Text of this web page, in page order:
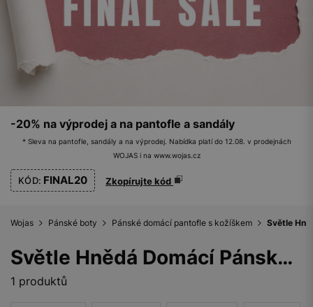
-20% na výprodej a na pantofle a sandály
* Sleva na pantofle, sandály a na výprodej. Nabídka platí do 12.08. v prodejnách
WOJAS i na www.wojas.cz
KÓD: FINAL20 Zkopírujte kód
Wojas Pánské boty Pánské domácí pantofle s kožíškem Světle
Světle Hnědá Domácí Pánská Obuv
1 produktů